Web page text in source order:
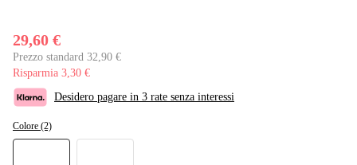
29,60 €
Prezzo standard 32,90 €
Risparmia 3,30 €
Desidero pagare in 3 rate senza interessi
Colore (2)